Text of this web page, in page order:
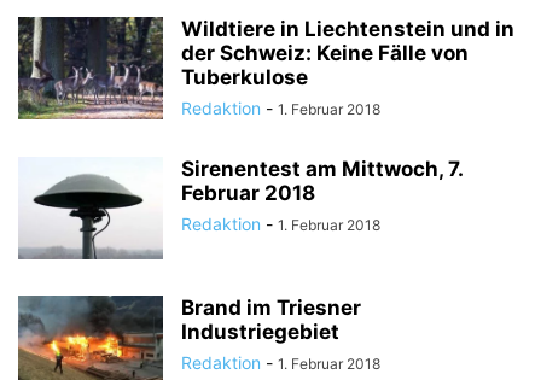
Wildtiere in Liechtenstein und in
der Schweiz: Keine Fälle von
Tuberkulose
Redaktion - 1. Februar 2018
Sirenentest am Mittwoch, 7.
Februar 2018
Redaktion - 1. Februar 2018
Brand im Triesner
Industriegebiet
Redaktion - 1. Februar 2018